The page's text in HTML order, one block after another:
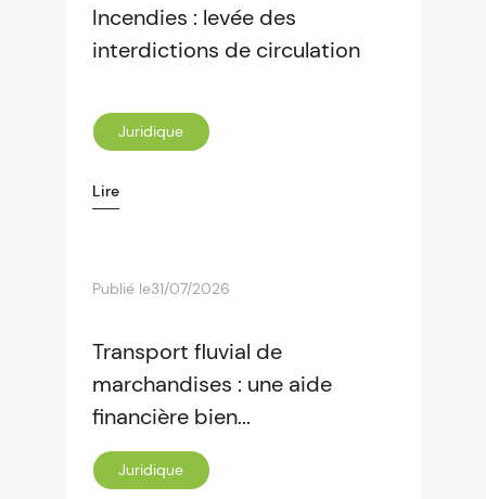
Incendies : levée des
interdictions de circulation
Juridique
Lire
Publié le31/07/2026
Transport fluvial de
marchandises : une aide
financière bien...
Juridique